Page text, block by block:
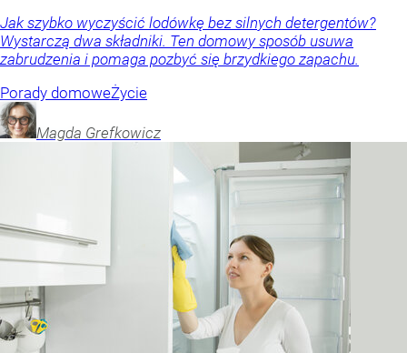
Jak szybko wyczyścić lodówkę bez silnych detergentów?
Wystarczą dwa składniki. Ten domowy sposób usuwa
zabrudzenia i pomaga pozbyć się brzydkiego zapachu.
Porady domoweŻycie
Magda Grefkowicz